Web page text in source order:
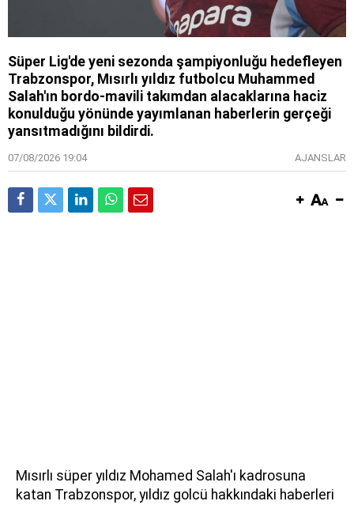
Süper Lig'de yeni sezonda şampiyonluğu hedefleyen
Trabzonspor, Mısırlı yıldız futbolcu Muhammed
Salah'ın bordo-mavili takımdan alacaklarına haciz
konulduğu yönünde yayımlanan haberlerin gerçeği
yansıtmadığını bildirdi.
07/08/2026 19:04 AJANSLAR
Mısırlı süper yıldız Mohamed Salah'ı kadrosuna
katan Trabzonspor, yıldız golcü hakkındaki haberleri